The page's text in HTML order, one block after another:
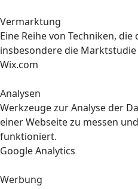
Vermarktung
Eine Reihe von Techniken,
insbesondere die
Wix.com
Analysen
Werkzeuge zur Analyse der
einer Webseite zu messen
funktioniert.
Google Analytics
Werbung